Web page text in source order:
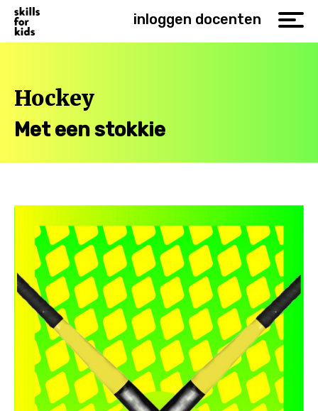
inloggen docenten
Hockey
Met een stokkie